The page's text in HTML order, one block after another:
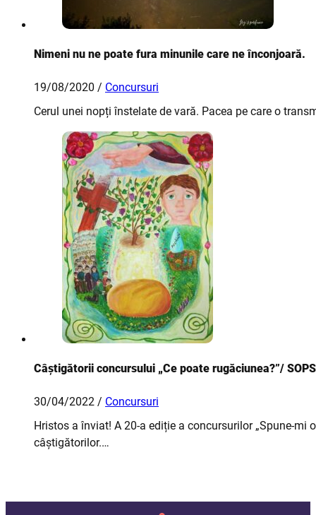
Nimeni nu ne poate fura minunile care ne înconjoară.
19/08/2020 / Concursuri
Cerul unei nopți înstelate de vară. Pacea pe care o
Câștigătorii concursului „Ce poate rugăciunea?”/
30/04/2022 / Concursuri
Hristos a înviat! A 20-a ediție a concursurilor „Spune-mi
câștigătorilor.…